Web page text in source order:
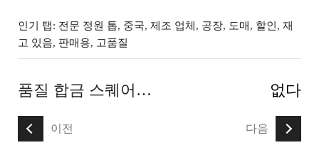
인기 탭: 전문 정원 톱, 중국, 제조 업체, 공장, 도매, 할인, 재
고 있음, 판매용, 고품질
품질 합금 스퀘어 튜브 쇠톱 프레임
이전
없다
다음